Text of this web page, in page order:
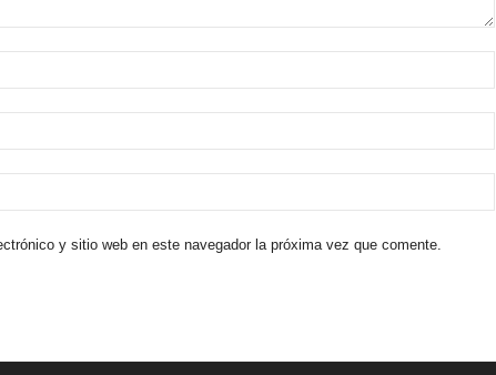
y sitio web en este navegador la próxima vez que comente.